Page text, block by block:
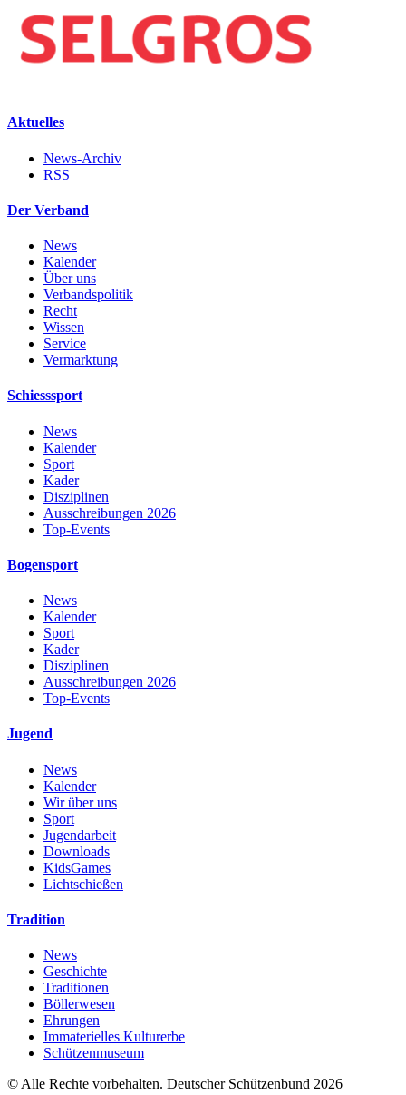
Aktuelles
News-Archiv
RSS
Der Verband
News
Kalender
Über uns
Verbandspolitik
Recht
Wissen
Service
Vermarktung
Schiesssport
News
Kalender
Sport
Kader
Disziplinen
Ausschreibungen 2026
Top-Events
Bogensport
News
Kalender
Sport
Kader
Disziplinen
Ausschreibungen 2026
Top-Events
Jugend
News
Kalender
Wir über uns
Sport
Jugendarbeit
Downloads
KidsGames
Lichtschießen
Tradition
News
Geschichte
Traditionen
Böllerwesen
Ehrungen
Immaterielles Kulturerbe
Schützenmuseum
© Alle Rechte vorbehalten. Deutscher Schützenbund 2026